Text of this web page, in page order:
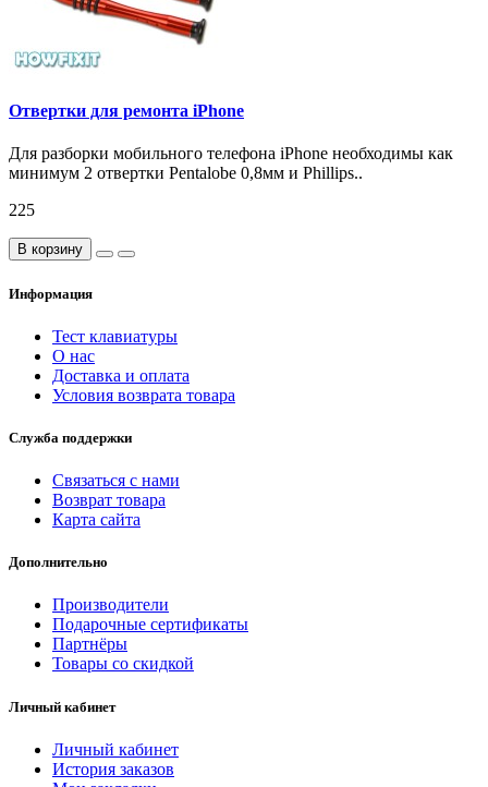
Отвертки для ремонта iPhone
Для разборки мобильного телефона iPhone необходимы как
минимум 2 отвертки Pentalobe 0,8мм и Phillips..
225
В корзину
Информация
Тест клавиатуры
О нас
Доставка и оплата
Условия возврата товара
Служба поддержки
Связаться с нами
Возврат товара
Карта сайта
Дополнительно
Производители
Подарочные сертификаты
Партнёры
Товары со скидкой
Личный кабинет
Личный кабинет
История заказов